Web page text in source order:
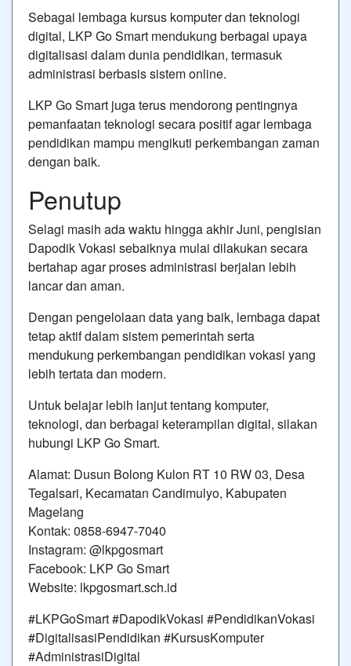
Sebagai lembaga kursus komputer dan teknologi
digital, LKP Go Smart mendukung berbagai upaya
digitalisasi dalam dunia pendidikan, termasuk
administrasi berbasis sistem online.
LKP Go Smart juga terus mendorong pentingnya
pemanfaatan teknologi secara positif agar lembaga
pendidikan mampu mengikuti perkembangan zaman
dengan baik.
Penutup
Selagi masih ada waktu hingga akhir Juni, pengisian
Dapodik Vokasi sebaiknya mulai dilakukan secara
bertahap agar proses administrasi berjalan lebih
lancar dan aman.
Dengan pengelolaan data yang baik, lembaga dapat
tetap aktif dalam sistem pemerintah serta
mendukung perkembangan pendidikan vokasi yang
lebih tertata dan modern.
Untuk belajar lebih lanjut tentang komputer,
teknologi, dan berbagai keterampilan digital, silakan
hubungi LKP Go Smart.
Alamat: Dusun Bolong Kulon RT 10 RW 03, Desa
Tegalsari, Kecamatan Candimulyo, Kabupaten
Magelang
Kontak: 0858-6947-7040
Instagram: @lkpgosmart
Facebook: LKP Go Smart
Website: lkpgosmart.sch.id
#LKPGoSmart #DapodikVokasi #PendidikanVokasi
#DigitalisasiPendidikan #KursusKomputer
#AdministrasiDigital